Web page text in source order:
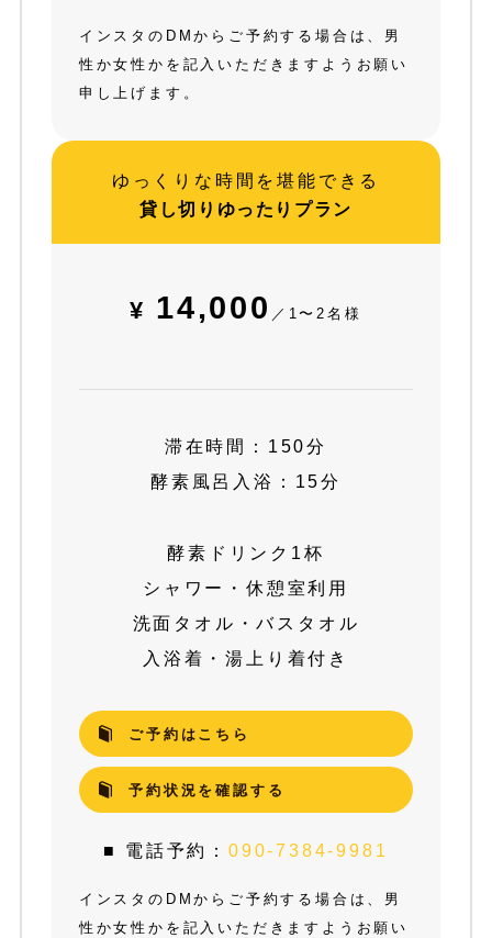
インスタのDMからご予約する場合は、男
性か女性かを記入いただきますようお願い
申し上げます。
ゆっくりな時間を堪能できる
貸し切りゆったりプラン
¥ 14,000 ／1〜2名様
滞在時間：150分
酵素風呂入浴：15分
酵素ドリンク1杯
シャワー・休憩室利用
洗面タオル・バスタオル
入浴着・湯上り着付き
ご予約はこちら
予約状況を確認する
■ 電話予約：090-7384-9981
インスタのDMからご予約する場合は、男
性か女性かを記入いただきますようお願い